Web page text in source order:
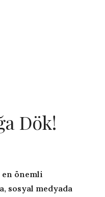
Dök!
en önemli
sosyal medyada